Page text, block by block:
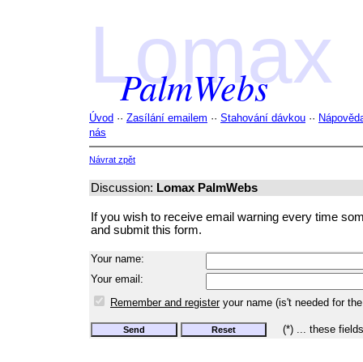
Lomax
PalmWebs
Úvod ·· Zasílání emailem ·· Stahování dávkou ··
nás
Návrat zpět
Discussion: Lomax PalmWebs
If you wish to receive email warning every time
and submit this form.
Your name:
Your email:
Remember and registeryour name (is't needed for
(*) ... these fields